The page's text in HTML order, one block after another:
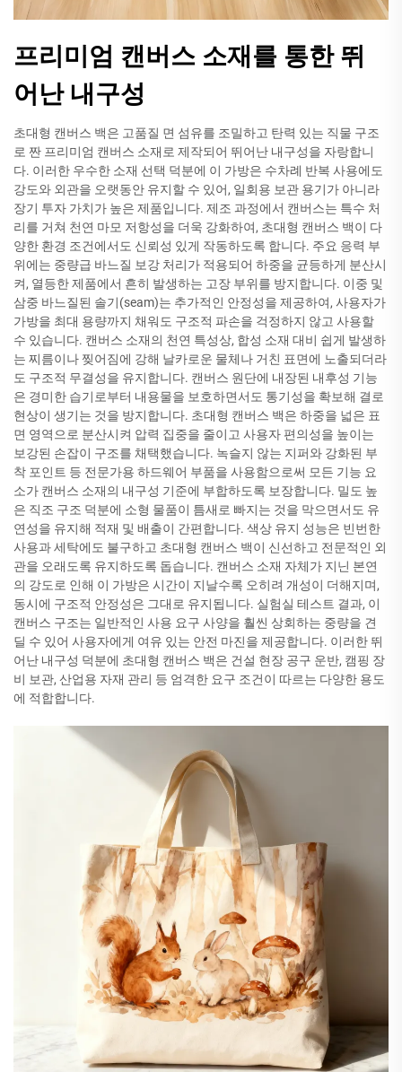
프리미엄 캔버스 소재를 통한 뛰
어난 내구성
초대형 캔버스 백은 고품질 면 섬유를 조밀하고 탄력 있는 직물 구조
로 짠 프리미엄 캔버스 소재로 제작되어 뛰어난 내구성을 자랑합니
다. 이러한 우수한 소재 선택 덕분에 이 가방은 수차례 반복 사용에도
강도와 외관을 오랫동안 유지할 수 있어, 일회용 보관 용기가 아니라
장기 투자 가치가 높은 제품입니다. 제조 과정에서 캔버스는 특수 처
리를 거쳐 천연 마모 저항성을 더욱 강화하여, 초대형 캔버스 백이 다
양한 환경 조건에서도 신뢰성 있게 작동하도록 합니다. 주요 응력 부
위에는 중량급 바느질 보강 처리가 적용되어 하중을 균등하게 분산시
켜, 열등한 제품에서 흔히 발생하는 고장 부위를 방지합니다. 이중 및
삼중 바느질된 솔기(seam)는 추가적인 안정성을 제공하여, 사용자가
가방을 최대 용량까지 채워도 구조적 파손을 걱정하지 않고 사용할
수 있습니다. 캔버스 소재의 천연 특성상, 합성 소재 대비 쉽게 발생하
는 찌름이나 찢어짐에 강해 날카로운 물체나 거친 표면에 노출되더라
도 구조적 무결성을 유지합니다. 캔버스 원단에 내장된 내후성 기능
은 경미한 습기로부터 내용물을 보호하면서도 통기성을 확보해 결로
현상이 생기는 것을 방지합니다. 초대형 캔버스 백은 하중을 넓은 표
면 영역으로 분산시켜 압력 집중을 줄이고 사용자 편의성을 높이는
보강된 손잡이 구조를 채택했습니다. 녹슬지 않는 지퍼와 강화된 부
착 포인트 등 전문가용 하드웨어 부품을 사용함으로써 모든 기능 요
소가 캔버스 소재의 내구성 기준에 부합하도록 보장합니다. 밀도 높
은 직조 구조 덕분에 소형 물품이 틈새로 빠지는 것을 막으면서도 유
연성을 유지해 적재 및 배출이 간편합니다. 색상 유지 성능은 빈번한
사용과 세탁에도 불구하고 초대형 캔버스 백이 신선하고 전문적인 외
관을 오래도록 유지하도록 돕습니다. 캔버스 소재 자체가 지닌 본연
의 강도로 인해 이 가방은 시간이 지날수록 오히려 개성이 더해지며,
동시에 구조적 안정성은 그대로 유지됩니다. 실험실 테스트 결과, 이
캔버스 구조는 일반적인 사용 요구 사양을 훨씬 상회하는 중량을 견
딜 수 있어 사용자에게 여유 있는 안전 마진을 제공합니다. 이러한 뛰
어난 내구성 덕분에 초대형 캔버스 백은 건설 현장 공구 운반, 캠핑 장
비 보관, 산업용 자재 관리 등 엄격한 요구 조건이 따르는 다양한 용도
에 적합합니다.